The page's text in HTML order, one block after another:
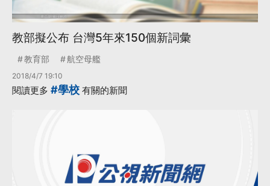
教部擬公布 台灣5年來150個新詞彙
教育部 航空母艦
2018/4/7 19:10
閱讀更多 #學校 有關的新聞